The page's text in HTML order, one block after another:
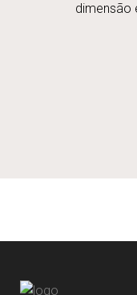
dimensão